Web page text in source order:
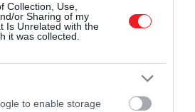
Collection, Use,
or Sharing of my
Is Unrelated with the
it was collected.
to enable storage